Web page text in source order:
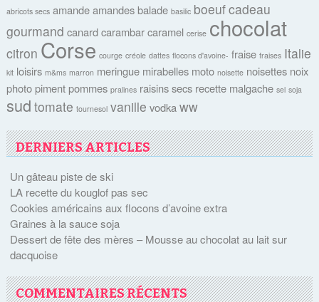
abricots secs amande amandes balade basilic boeufcadeau
gourmand canard carambar caramel cerise chocolat
citron Corse courge créole dattes flocons d'avoine- fraise fraises Italie
kit loisirs m&ms marron meringue mirabelles moto noisette noisettes noix
photo piment pommes pralines raisins secs recette malgache sel soja
sud tomate tournesol vanille vodka ww
DERNIERS ARTICLES
Un gâteau piste de ski
LA recette du kouglof pas sec
Cookies américains aux flocons d’avoine extra
Graines à la sauce soja
Dessert de fête des mères – Mousse au chocolat au lait sur
dacquoise
COMMENTAIRES RÉCENTS